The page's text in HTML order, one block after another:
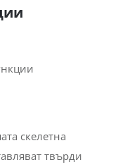
скелетна
твърди